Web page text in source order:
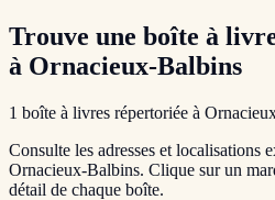
Trouve une boîte à
à Ornacieux-Balbins
1 boîte à livres répertoriée à
Consulte les adresses et localisations
Ornacieux-Balbins. Clique sur un
détail de chaque boîte.